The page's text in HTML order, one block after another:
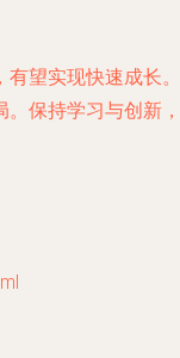
有望实现快速成长。
。保持学习与创新，